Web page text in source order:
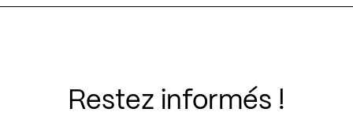
Restez informés !